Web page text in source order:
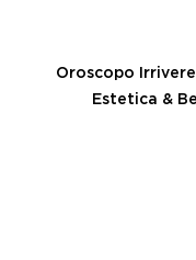
Oroscopo
Estetica &